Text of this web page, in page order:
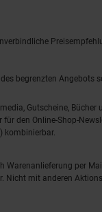
begrenzten Angebots
Gutscheine,
den Online-Shop-
kombinierbar.
per
mit anderen